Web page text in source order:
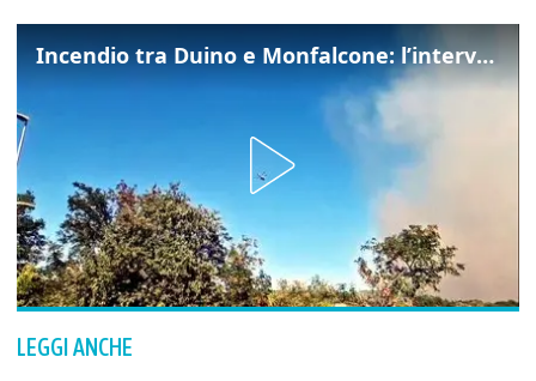
Incendio tra Duino e Monfalcone: l’intervento dei vigili del fuoco
LEGGI ANCHE